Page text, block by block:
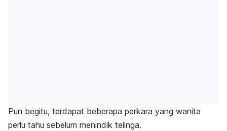
Pun begitu, terdapat beberapa perkara yang wanita
perlu tahu sebelum menindik telinga.